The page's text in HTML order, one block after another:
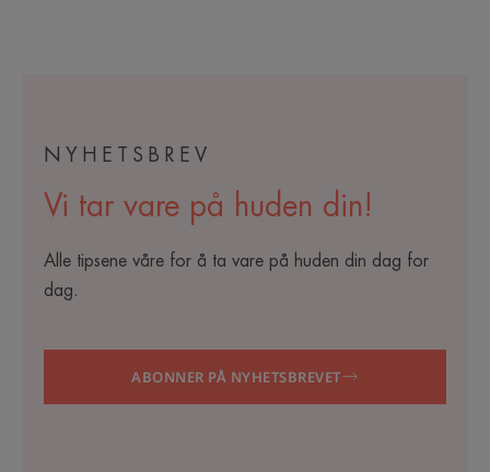
NYHETSBREV
Vi tar vare på huden din!
Alle tipsene våre for å ta vare på huden din dag for
dag.
ABONNER PÅ NYHETSBREVET